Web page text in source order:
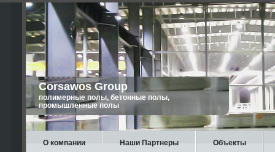
Corsawos Group
полимерные полы, бетонные полы,
промышленные полы
О компании Наши Партнеры Объекты